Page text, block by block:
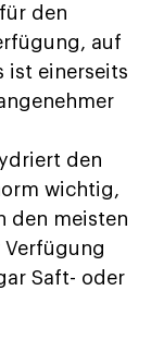
den
auf
ist einerseits
den
wichtig,
den meisten
Verfügung
Saft- oder